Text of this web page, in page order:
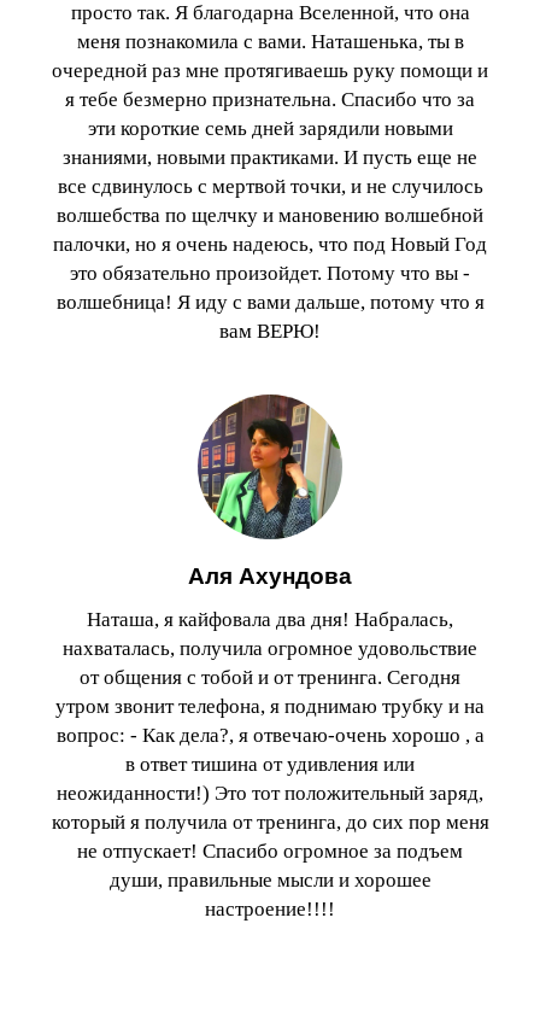
просто так. Я благодарна Вселенной, что она
меня познакомила с вами. Наташенька, ты в
очередной раз мне протягиваешь руку помощи и
я тебе безмерно признательна. Спасибо что за
эти короткие семь дней зарядили новыми
знаниями, новыми практиками. И пусть еще не
все сдвинулось с мертвой точки, и не случилось
волшебства по щелчку и мановению волшебной
палочки, но я очень надеюсь, что под Новый Год
это обязательно произойдет. Потому что вы -
волшебница! Я иду с вами дальше, потому что я
вам ВЕРЮ!
Аля Ахундова
Наташа, я кайфовала два дня! Набралась,
нахваталась, получила огромное удовольствие
от общения с тобой и от тренинга. Сегодня
утром звонит телефона, я поднимаю трубку и на
вопрос: - Как дела?, я отвечаю-очень хорошо , а
в ответ тишина от удивления или
неожиданности!) Это тот положительный заряд,
который я получила от тренинга, до сих пор меня
не отпускает! Спасибо огромное за подъем
души, правильные мысли и хорошее
настроение!!!!